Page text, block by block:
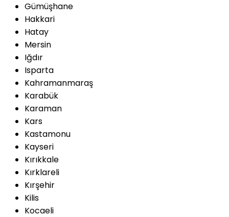
Gümüşhane
Hakkari
Hatay
Mersin
Iğdır
Isparta
Kahramanmaraş
Karabük
Karaman
Kars
Kastamonu
Kayseri
Kırıkkale
Kırklareli
Kırşehir
Kilis
Kocaeli